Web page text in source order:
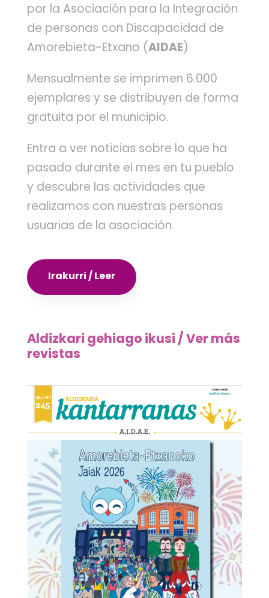
por la Asociación para la Integración
de personas con Discapacidad de
Amorebieta-Etxano (AIDAE)
Mensualmente se imprimen 6.000
ejemplares y se distribuyen de forma
gratuita por el municipio.
Entra a ver noticias sobre lo que ha
pasado durante el mes en tu pueblo
y descubre las actividades que
realizamos con nuestras personas
usuarias de la asociación.
Irakurri / Leer
Aldizkari gehiago ikusi / Ver más
revistas